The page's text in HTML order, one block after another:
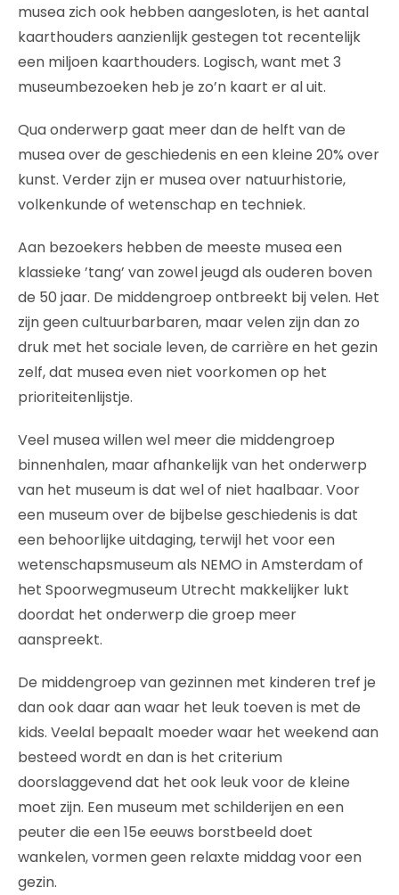
musea zich ook hebben aangesloten, is het aantal
kaarthouders aanzienlijk gestegen tot recentelijk
een miljoen kaarthouders. Logisch, want met 3
museumbezoeken heb je zo’n kaart er al uit.
Qua onderwerp gaat meer dan de helft van de
musea over de geschiedenis en een kleine 20% over
kunst. Verder zijn er musea over natuurhistorie,
volkenkunde of wetenschap en techniek.
Aan bezoekers hebben de meeste musea een
klassieke ’tang’ van zowel jeugd als ouderen boven
de 50 jaar. De middengroep ontbreekt bij velen. Het
zijn geen cultuurbarbaren, maar velen zijn dan zo
druk met het sociale leven, de carrière en het gezin
zelf, dat musea even niet voorkomen op het
prioriteitenlijstje.
Veel musea willen wel meer die middengroep
binnenhalen, maar afhankelijk van het onderwerp
van het museum is dat wel of niet haalbaar. Voor
een museum over de bijbelse geschiedenis is dat
een behoorlijke uitdaging, terwijl het voor een
wetenschapsmuseum als NEMO in Amsterdam of
het Spoorwegmuseum Utrecht makkelijker lukt
doordat het onderwerp die groep meer
aanspreekt.
De middengroep van gezinnen met kinderen tref je
dan ook daar aan waar het leuk toeven is met de
kids. Veelal bepaalt moeder waar het weekend aan
besteed wordt en dan is het criterium
doorslaggevend dat het ook leuk voor de kleine
moet zijn. Een museum met schilderijen en een
peuter die een 15e eeuws borstbeeld doet
wankelen, vormen geen relaxte middag voor een
gezin.